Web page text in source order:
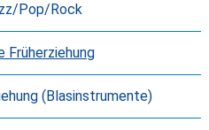
Pop/Rock
Früherziehung
(Blasinstrumente)